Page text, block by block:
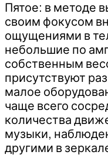
Пятое: в методе
своим фокусом
ощущениями в
небольшие по
собственным
присутствуют
малое
чаще всего
количества
музыки,
другими в